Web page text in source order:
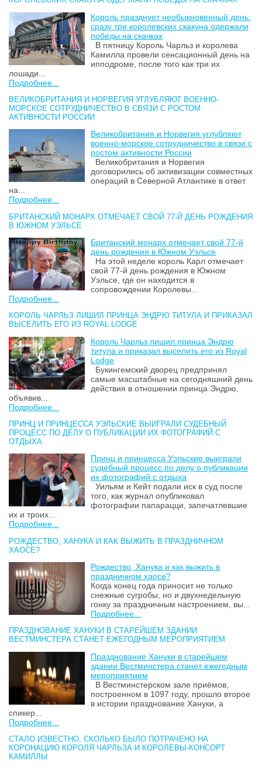
Король празднует необыкновенный день:
сразу три королевских скакуна одержали
победы на скачках
В пятницу Король Чарльз и королева
Камилла провели сенсационный день на
ипподроме, после того как три их
лошади...
Подробнее...
ВЕЛИКОБРИТАНИЯ И НОРВЕГИЯ УГЛУБЛЯЮТ ВОЕННО-
МОРСКОЕ СОТРУДНИЧЕСТВО В СВЯЗИ С РОСТОМ
АКТИВНОСТИ РОССИИ
Великобритания и Норвегия углубляют
военно-морское сотрудничество в связи с
ростом активности России
Великобритания и Норвегия
договорились об активизации совместных
операций в Северной Атлантике в ответ
на...
Подробнее...
БРИТАНСКИЙ МОНАРХ ОТМЕЧАЕТ СВОЙ 77-Й ДЕНЬ РОЖДЕНИЯ
В ЮЖНОМ УЭЛЬСЕ
Британский монарх отмечает свой 77-й
день рождения в Южном Уэльсе
На этой неделе король Карл отмечает
свой 77-й день рождения в Южном
Уэльсе, где он находится в
сопровождении Королевы...
Подробнее...
КОРОЛЬ ЧАРЛЬЗ ЛИШИЛ ПРИНЦА ЭНДРЮ ТИТУЛА И ПРИКАЗАЛ
ВЫСЕЛИТЬ ЕГО ИЗ ROYAL LODGE
Король Чарльз лишил принца Эндрю
титула и приказал выселить его из Royal
Lodge
Букингемский дворец предпринял
самые масштабные на сегодняшний день
действия в отношении принца Эндрю,
объявив...
Подробнее...
ПРИНЦ И ПРИНЦЕССА УЭЛЬСКИЕ ВЫИГРАЛИ СУДЕБНЫЙ
ПРОЦЕСС ПО ДЕЛУ О ПУБЛИКАЦИИ ИХ ФОТОГРАФИЙ С
ОТДЫХА
Принц и принцесса Уэльские выиграли
судебный процесс по делу о публикации
их фотографий с отдыха
Уильям и Кейт подали иск в суд после
того, как журнал опубликовал
фотографии папарацци, запечатлевшие
их и троих...
Подробнее...
РОЖДЕСТВО, ХАНУКА И КАК ВЫЖИТЬ В ПРАЗДНИЧНОМ
ХАОСЕ?
Рождество, Ханука и как выжить в
праздничном хаосе?
Когда конец года приносит не только
снежные сугробы, но и двухнедельную
гонку за праздничным настроением, вы...
Подробнее...
ПРАЗДНОВАНИЕ ХАНУКИ В СТАРЕЙШЕМ ЗДАНИИ
ВЕСТМИНСТЕРА СТАНЕТ ЕЖЕГОДНЫМ МЕРОПРИЯТИЕМ
Празднование Хануки в старейшем
здании Вестминстера станет ежегодным
мероприятием
В Вестминстерском зале приёмов,
построенном в 1097 году, прошло второе
в истории празднование Хануки, а
спикер...
Подробнее...
СТАЛО ИЗВЕСТНО, СКОЛЬКО БЫЛО ПОТРАЧЕНО НА
КОРОНАЦИЮ КОРОЛЯ ЧАРЛЬЗА И КОРОЛЕВЫ-КОНСОРТ
КАМИЛЛЫ